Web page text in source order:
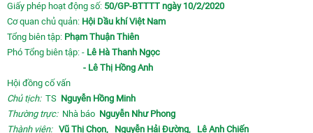
Giấy phép hoạt động số: 50/GP-BTTTT ngày 10/2/2020
Cơ quan chủ quản: Hội Dầu khí Việt Nam
Tổng biên tập: Phạm Thuận Thiên
Phó Tổng biên tập: - Lê Hà Thanh Ngọc
- Lê Thị Hồng Anh
Hội đồng cố vấn
Chủ tịch:TS Nguyễn Hồng Minh
Thường trực: Nhà báo Nguyễn Như Phong
Thành viên: Vũ Thị Chọn, Nguyễn Hải Đường, Lê Anh Chiến